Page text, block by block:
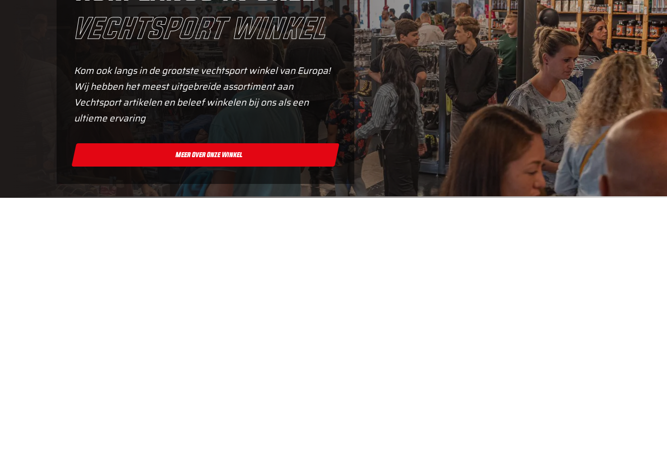
vechtsport winkel
Kom ook langs in de grootste vechtsport winkel van Europa!
Wij hebben het meest uitgebreide assortiment aan
Vechtsport artikelen en beleef winkelen bij ons als een
ultieme ervaring
Meer Over Onze Winkel